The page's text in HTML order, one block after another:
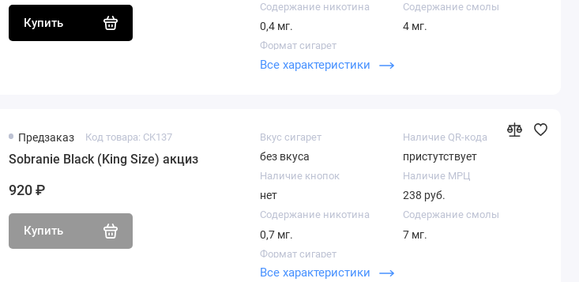
Купить
Содержание никотина
0,4 мг.
Содержание смолы
4 мг.
Формат сигарет
Суперслим
Все характеристики
Предзаказ Код товара: CK137
Sobranie Black (King Size) акциз
920 ₽
Купить
Вкус сигарет
без вкуса
Наличие QR-кода
пристутствует
Наличие кнопок
нет
Наличие МРЦ
238 руб.
Содержание никотина
0,7 мг.
Содержание смолы
7 мг.
Формат сигарет
Кинг сайз
Все характеристики